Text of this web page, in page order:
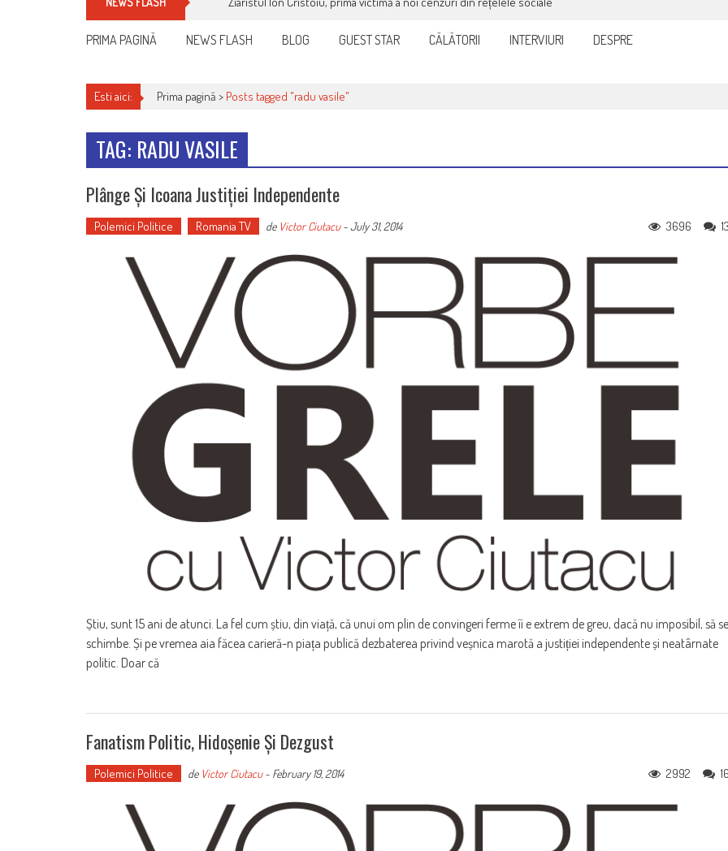
PRIMA PAGINĂ NEWS FLASH BLOG GUEST STAR CĂLĂTORII INTERVIURI DESPRE
Esti aici: Prima pagină > Posts tagged "radu vasile"
TAG: RADU VASILE
Plânge Și Icoana Justiției Independente
Polemici Politice Romania TV de Victor Ciutacu-July 31, 2014 3696
Știu, sunt 15 ani de atunci. La fel cum știu, din viață, că unui om plin de convingeri ferme îi e extrem de greu, dacă nu imposibil, să se
schimbe. Și pe vremea aia făcea carieră-n piața publică dezbaterea privind veșnica marotă a justiției independente și neatârnate
politic. Doar că
Fanatism Politic, Hidoșenie Și Dezgust
Polemici Politice de Victor Ciutacu- February 19, 2014 2992